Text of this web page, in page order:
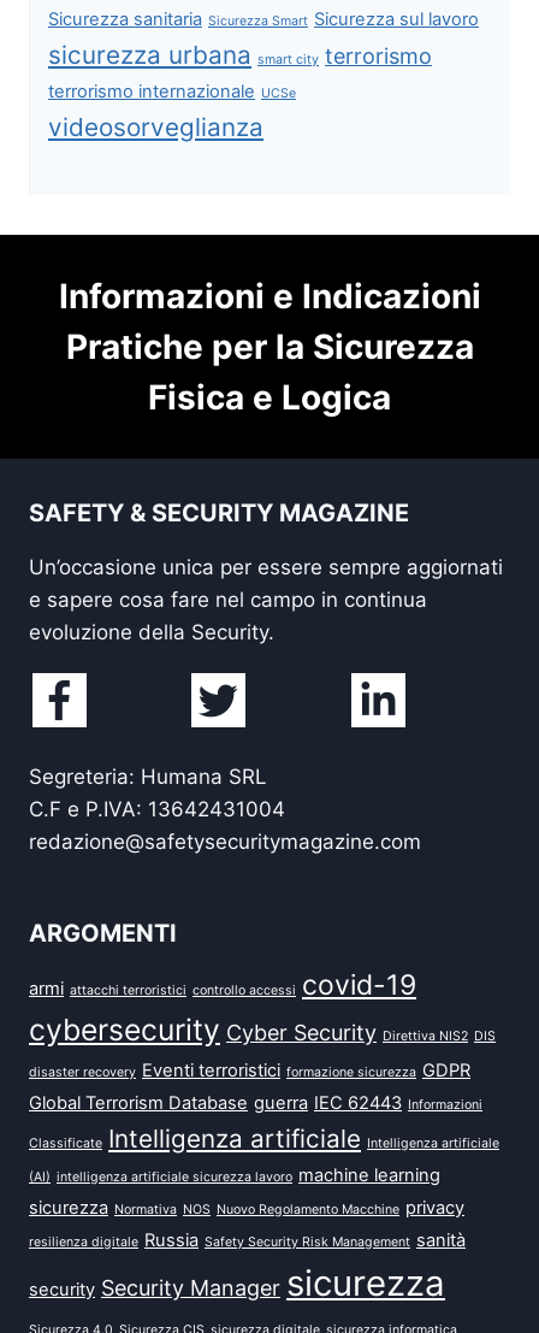
Sicurezza sanitaria Sicurezza Smart Sicurezza sul lavoro
sicurezza urbana smart city terrorismo
terrorismo internazionale UCSe
videosorveglianza
Informazioni e Indicazioni
Pratiche per la Sicurezza
Fisica e Logica
SAFETY & SECURITY MAGAZINE
Un’occasione unica per essere sempre aggiornati
e sapere cosa fare nel campo in continua
evoluzione della Security.
Segreteria: Humana SRL
C.F e P.IVA: 13642431004
redazione@safetysecuritymagazine.com
ARGOMENTI
armi attacchi terroristici controllo accessi covid-19
cybersecurity Cyber Security Direttiva NIS2 DIS
disaster recovery Eventi terroristici formazione sicurezza GDPR
Global Terrorism Database guerra IEC 62443 Informazioni
Classificate Intelligenza artificiale Intelligenza artificiale
(AI) intelligenza artificiale sicurezza lavoro machine learning
sicurezza Normativa NOS Nuovo Regolamento Macchine privacy
resilienza digitale Russia Safety Security Risk Management sanità
security Security Manager sicurezza